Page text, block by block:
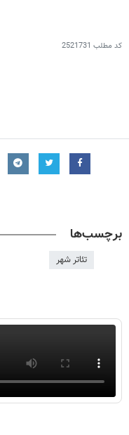
کد مطلب 2521731
برچسب‌ها
تئاتر شهر